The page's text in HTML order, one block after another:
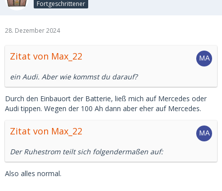
Fortgeschrittener
28. Dezember 2024
Zitat von Max_22
ein Audi. Aber wie kommst du darauf?
Durch den Einbauort der Batterie, ließ mich auf Mercedes oder
Audi tippen. Wegen der 100 Ah dann aber eher auf Mercedes.
Zitat von Max_22
Der Ruhestrom teilt sich folgendermaßen auf:
Also alles normal.